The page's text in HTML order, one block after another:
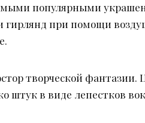
популярными
гирлянд при помощи
творческой фантазии.
штук в виде лепестков